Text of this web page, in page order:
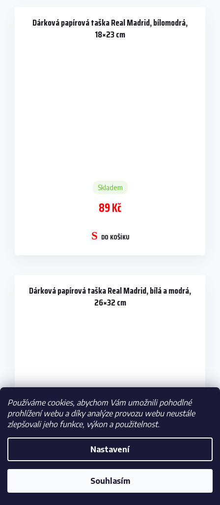
Používáme cookies, abychom Vám umožnili pohodlné
prohlížení webu a díky analýze provozu webu neustále
zlepšovali jeho funkce, výkon a použitelnost.
Nastavení
Souhlasím
Dárková papírová taška Real Madrid, bílomodrá,
18×23 cm
Skladem
89 Kč
DO KOŠÍKU
Dárková papírová taška Real Madrid, bílá a modrá,
26×32 cm
99 Kč